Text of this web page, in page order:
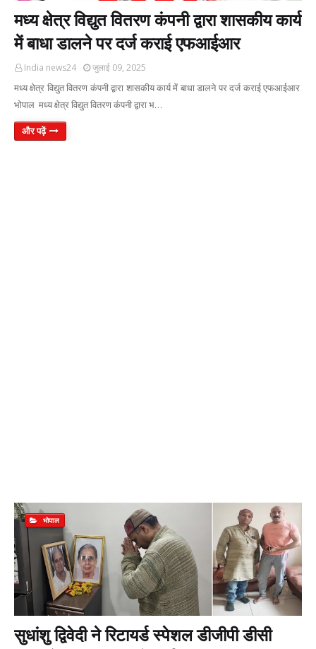
मध्य क्षेत्र विद्युत वितरण कंपनी द्वारा शासकीय कार्य
में बाधा डालने पर दर्ज कराई एफआईआर
India news24 जुलाई 09, 2025
मध्य क्षेत्र विद्युत वितरण कंपनी द्वारा शासकीय कार्य में बाधा डालने पर दर्ज कराई एफआईआर
भोपाल मध्य क्षेत्र विद्युत वितरण कंपनी द्वारा भ…
और पढ़ें
भोपाल
सुधांशु द्विवेदी ने रिटायर्ड स्पेशल डीजीपी डीसी